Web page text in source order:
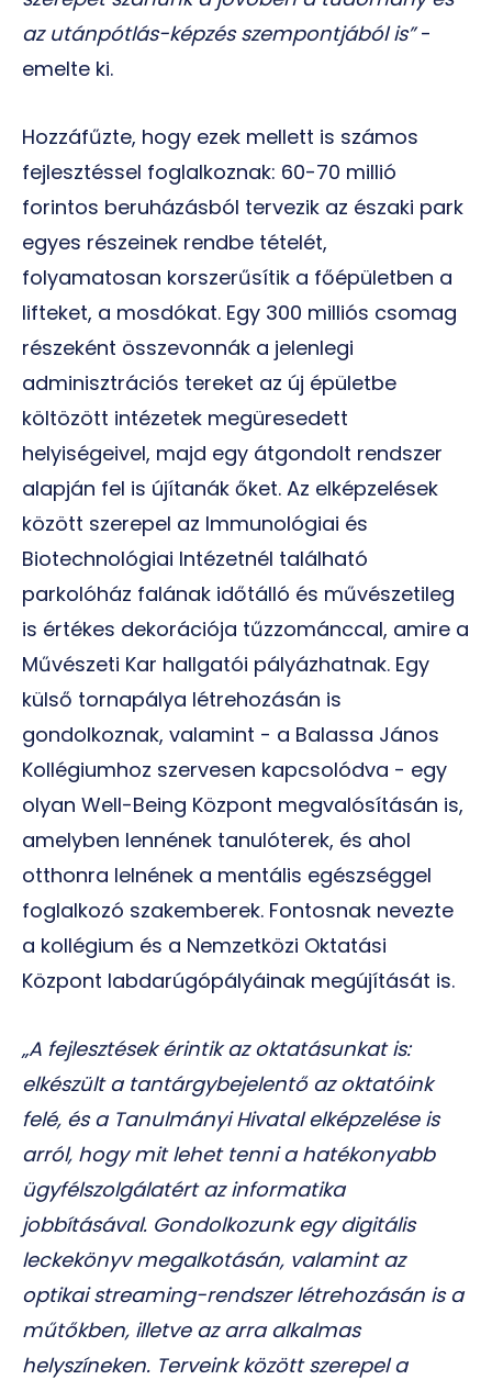
az utánpótlás-képzés szempontjából is”-
emelte ki.
Hozzáfűzte, hogy ezek mellett is számos
fejlesztéssel foglalkoznak: 60-70 millió
forintos beruházásból tervezik az északi park
egyes részeinek rendbe tételét,
folyamatosan korszerűsítik a főépületben a
lifteket, a mosdókat. Egy 300 milliós csomag
részeként összevonnák a jelenlegi
adminisztrációs tereket az új épületbe
költözött intézetek megüresedett
helyiségeivel, majd egy átgondolt rendszer
alapján fel is újítanák őket. Az elképzelések
között szerepel az Immunológiai és
Biotechnológiai Intézetnél található
parkolóház falának időtálló és művészetileg
is értékes dekorációja tűzzománccal, amire a
Művészeti Kar hallgatói pályázhatnak. Egy
külső tornapálya létrehozásán is
gondolkoznak, valamint - a Balassa János
Kollégiumhoz szervesen kapcsolódva - egy
olyan Well-Being Központ megvalósításán is,
amelyben lennének tanulóterek, és ahol
otthonra lelnének a mentális egészséggel
foglalkozó szakemberek. Fontosnak nevezte
a kollégium és a Nemzetközi Oktatási
Központ labdarúgópályáinak megújítását is.
„A fejlesztések érintik az oktatásunkat is:
elkészült a tantárgybejelentő az oktatóink
felé, és a Tanulmányi Hivatal elképzelése is
arról, hogy mit lehet tenni a hatékonyabb
ügyfélszolgálatért az informatika
jobbításával. Gondolkozunk egy digitális
leckekönyv megalkotásán, valamint az
optikai streaming-rendszer létrehozásán is a
műtőkben, illetve az arra alkalmas
helyszíneken. Terveink között szerepel a